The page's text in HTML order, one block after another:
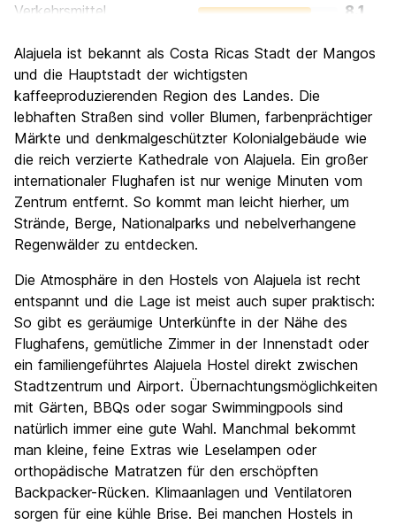
Verkehrsmittel
8.1
Kultur
Nachtleben / Party
Preis-Leistungsverhältnis
7.3
Alajuela ist bekannt als Costa Ricas Stadt der Mangos
und die Hauptstadt der wichtigsten
kaffeeproduzierenden Region des Landes. Die
lebhaften Straßen sind voller Blumen, farbenprächtiger
Märkte und denkmalgeschützter Kolonialgebäude wie
die reich verzierte Kathedrale von Alajuela. Ein großer
internationaler Flughafen ist nur wenige Minuten vom
Zentrum entfernt. So kommt man leicht hierher, um
Strände, Berge, Nationalparks und nebelverhangene
Regenwälder zu entdecken.
Die Atmosphäre in den Hostels von Alajuela ist recht
entspannt und die Lage ist meist auch super praktisch:
So gibt es geräumige Unterkünfte in der Nähe des
Flughafens, gemütliche Zimmer in der Innenstadt oder
ein familiengeführtes Alajuela Hostel direkt zwischen
Stadtzentrum und Airport. Übernachtungsmöglichkeiten
mit Gärten, BBQs oder sogar Swimmingpools sind
natürlich immer eine gute Wahl. Manchmal bekommt
man kleine, feine Extras wie Leselampen oder
orthopädische Matratzen für den erschöpften
Backpacker-Rücken. Klimaanlagen und Ventilatoren
sorgen für eine kühle Brise. Bei manchen Hostels in